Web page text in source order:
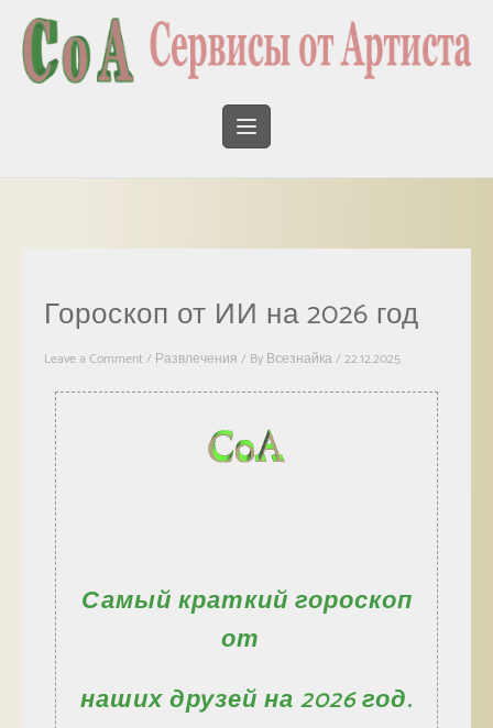
Гороскоп от ИИ на 2026 год
Leave a Comment / Развлечения / By Всезнайка/22.12.2025
Самый краткий гороскоп
от
нашихдрузей на 2026 год.